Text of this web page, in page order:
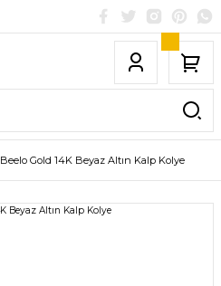
Beelo Gold 14K Beyaz Altın Kalp Kolye